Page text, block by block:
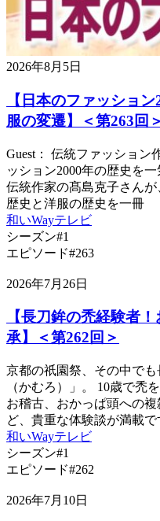
2026年8月5日
【日本のファッショ
服の変遷】＜第263回＞
Guest： 伝統ファッショ
ッション2000年の歴史を
伝統作家の髙島克子さん
歴史と洋服の歴史を一冊
和いWayテレビ
シーズン#1
エピソード#263
2026年7月26日
【長刀鉾の禿経験者
承】＜第262回＞
京都の祇園祭、その中で
（かむろ）」。 10歳で禿
お稽古、おかっぱ頭への
ど、貴重な体験談が満載で
和いWayテレビ
シーズン#1
エピソード#262
2026年7月10日